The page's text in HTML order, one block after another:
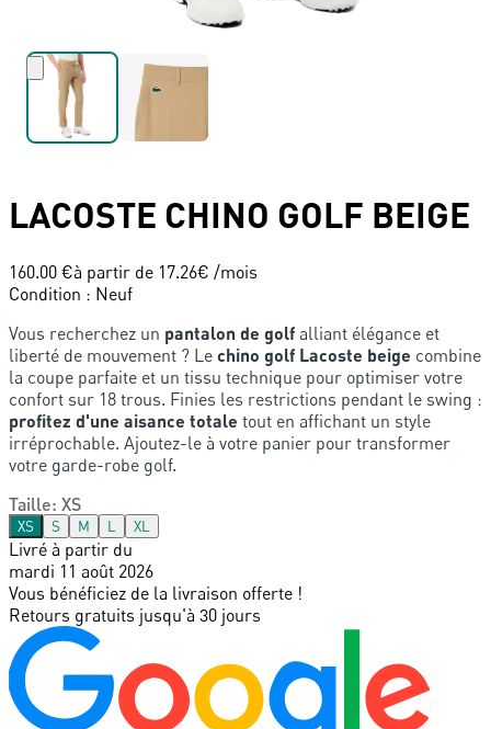
LACOSTE CHINO GOLF BEIGE
160.00 €à partir de 17.26€ /mois
Condition : Neuf
Vous recherchez un pantalon de golf alliant élégance et
liberté de mouvement ? Le chino golf Lacoste beige combine
la coupe parfaite et un tissu technique pour optimiser votre
confort sur 18 trous. Finies les restrictions pendant le swing :
profitez d'une aisance totale tout en affichant un style
irréprochable. Ajoutez-le à votre panier pour transformer
votre garde-robe golf.
Taille: XS
XS S M L XL
Livré à partir du
mardi 11 août 2026
Vous bénéficiez de la livraison offerte !
Retours gratuits jusqu'à 30 jours